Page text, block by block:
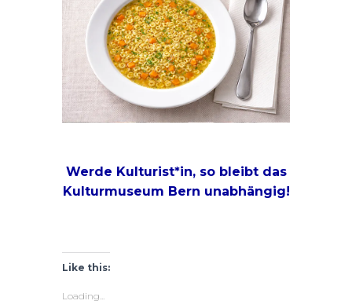
Werde Kulturist*in, so bleibt das
Kulturmuseum Bern unabhängig!
Like this:
Loading...